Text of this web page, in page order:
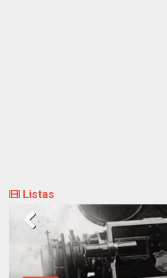
Listas